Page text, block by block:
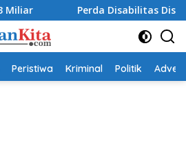
Perda Disabilitas Disahkan, DPRD
Peristiwa Kriminal Politik